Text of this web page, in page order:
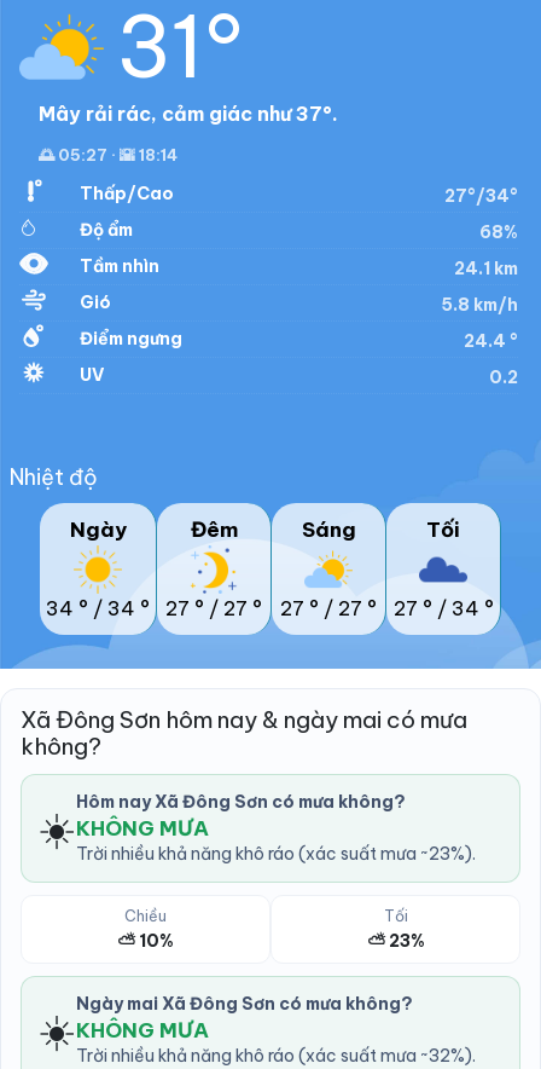
31°
Mây rải rác, cảm giác như 37°.
🌅 05:27 · 🌇 18:14
Thấp/Cao
27°/34°
Độ ẩm
68%
Tầm nhìn
24.1 km
Gió
5.8 km/h
Điểm ngưng
24.4 °
UV
0.2
Nhiệt độ
Ngày
34 ° / 34 °
Đêm
27 ° / 27 °
Sáng
27 ° / 27 °
Tối
27 ° / 34 °
Xã Đông Sơn hôm nay & ngày mai có mưa
không?
☀️ Hôm nay Xã Đông Sơn có mưa không?
KHÔNG MƯA
Trời nhiều khả năng khô ráo (xác suất mưa ~23%).
Chiều
⛅ 10%
Tối
⛅ 23%
☀️ Ngày mai Xã Đông Sơn có mưa không?
KHÔNG MƯA
Trời nhiều khả năng khô ráo (xác suất mưa ~32%).